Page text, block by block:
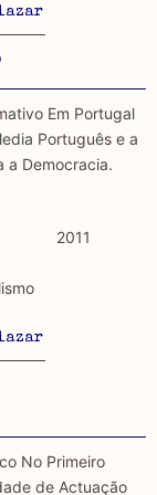
Em Portugal
Português e a
a Democracia.
2011
No Primeiro
de Actuação